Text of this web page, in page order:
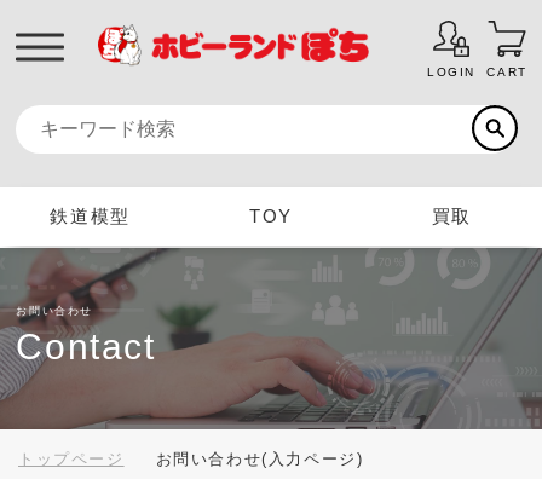
LOGIN CART
鉄道模型 TOY 買取
お問い合わせ
Contact
トップページ お問い合わせ(入力ページ)